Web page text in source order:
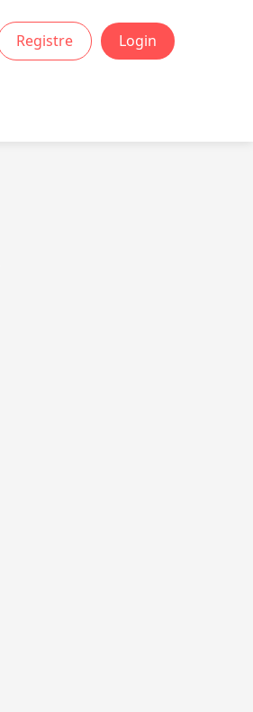
Registre Login